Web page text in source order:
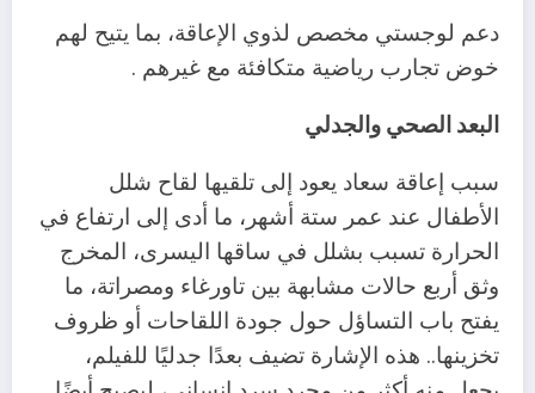
دعم لوجستي مخصص لذوي الإعاقة، بما يتيح لهم
خوض تجارب رياضية متكافئة مع غيرهم .
البعد الصحي والجدلي
سبب إعاقة سعاد يعود إلى تلقيها لقاح شلل
الأطفال عند عمر ستة أشهر، ما أدى إلى ارتفاع في
الحرارة تسبب بشلل في ساقها اليسرى، المخرج
وثق أربع حالات مشابهة بين تاورغاء ومصراتة، ما
يفتح باب التساؤل حول جودة اللقاحات أو ظروف
تخزينها.. هذه الإشارة تضيف بعدًا جدليًا للفيلم،